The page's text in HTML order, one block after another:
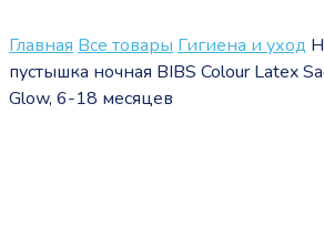
Главная Все товары Гигиена и уход
пустышка ночная BIBS Colour Latex
Glow, 6-18 месяцев